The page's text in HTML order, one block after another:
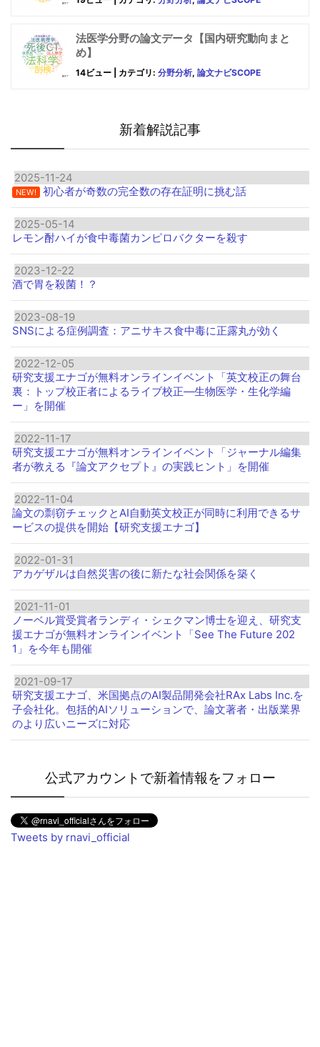
法医学分野の論文データ【国内研究動向まと
め】
14ビュー カテゴリ: 分野分析, 論文ナビSCOPE
新着解説記事
2025-11-24
NEW! 初心者が奇数の完全数の存在証明に挑む話
2025-05-14
レモン酎ハイが食中毒菌カンピロバクターを殺す
2023-12-22
酒で胃を殺菌！？
2023-08-19
SNSによる症例調査：アニサキス食中毒に正露丸が効く
2022-12-05
研究支援エナゴが無料オンラインイベント「英文校正の舞台
裏：トップ校正者によるライブ校正―生物医学・生化学編
ー」を開催
2022-11-17
研究支援エナゴが無料オンラインイベント「ジャーナル編集
者が教える『論文アクセプト』の実践ヒント」を開催
2022-11-04
論文の剽窃チェックとAI自動英文校正が同時に利用できるサ
ービスの提供を開始【研究支援エナゴ】
2022-01-31
アカゲザルは自然災害の後に新たな社会関係を築く
2021-11-01
ノーベル賞受賞者ランディ・シェクマン博士を迎え、研究支
援エナゴが無料オンラインイベント「See The Future 202
1」を今年も開催
2021-09-17
研究支援エナゴ、米国拠点のAI製品開発会社RAx Labs Inc.を
子会社化。包括的AIソリューションで、論文著者・出版業界
のより広いニーズに対応
公式アカウントで新着情報をフォロー
Tweets by rnavi_official